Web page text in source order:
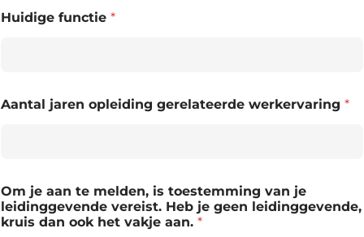
Huidige functie *
Aantal jaren opleiding gerelateerde werkervaring *
Om je aan te melden, is toestemming van je
leidinggevende vereist. Heb je geen leidinggevende,
kruis dan ook het vakje aan. *